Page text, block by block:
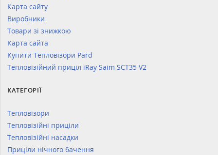
Карта сайту
Виробники
Товари зі знижкою
Карта сайта
Купити Тепловізори Pard
Тепловізійний приціл iRay Saim SCT35 V2
КАТЕГОРІЇ
Тепловізори
Тепловізійні приціли
Тепловізійні насадки
Приціли нічного бачення